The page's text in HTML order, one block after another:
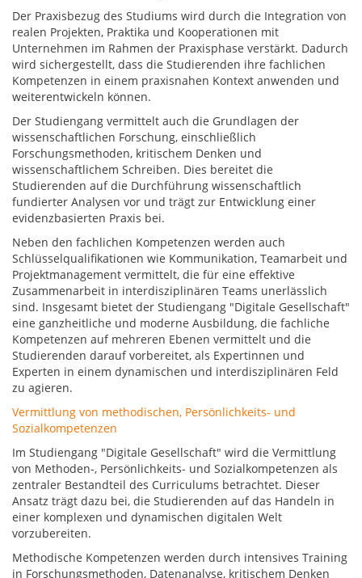
Der Praxisbezug des Studiums wird durch die Integration von
realen Projekten, Praktika und Kooperationen mit
Unternehmen im Rahmen der Praxisphase verstärkt. Dadurch
wird sichergestellt, dass die Studierenden ihre fachlichen
Kompetenzen in einem praxisnahen Kontext anwenden und
weiterentwickeln können.
Der Studiengang vermittelt auch die Grundlagen der
wissenschaftlichen Forschung, einschließlich
Forschungsmethoden, kritischem Denken und
wissenschaftlichem Schreiben. Dies bereitet die
Studierenden auf die Durchführung wissenschaftlich
fundierter Analysen vor und trägt zur Entwicklung einer
evidenzbasierten Praxis bei.
Neben den fachlichen Kompetenzen werden auch
Schlüsselqualifikationen wie Kommunikation, Teamarbeit und
Projektmanagement vermittelt, die für eine effektive
Zusammenarbeit in interdisziplinären Teams unerlässlich
sind. Insgesamt bietet der Studiengang "Digitale Gesellschaft"
eine ganzheitliche und moderne Ausbildung, die fachliche
Kompetenzen auf mehreren Ebenen vermittelt und die
Studierenden darauf vorbereitet, als Expertinnen und
Experten in einem dynamischen und interdisziplinären Feld
zu agieren.
Vermittlung von methodischen, Persönlichkeits- und
Sozialkompetenzen
Im Studiengang "Digitale Gesellschaft" wird die Vermittlung
von Methoden-, Persönlichkeits- und Sozialkompetenzen als
zentraler Bestandteil des Curriculums betrachtet. Dieser
Ansatz trägt dazu bei, die Studierenden auf das Handeln in
einer komplexen und dynamischen digitalen Welt
vorzubereiten.
Methodische Kompetenzen werden durch intensives Training
in Forschungsmethoden, Datenanalyse, kritischem Denken